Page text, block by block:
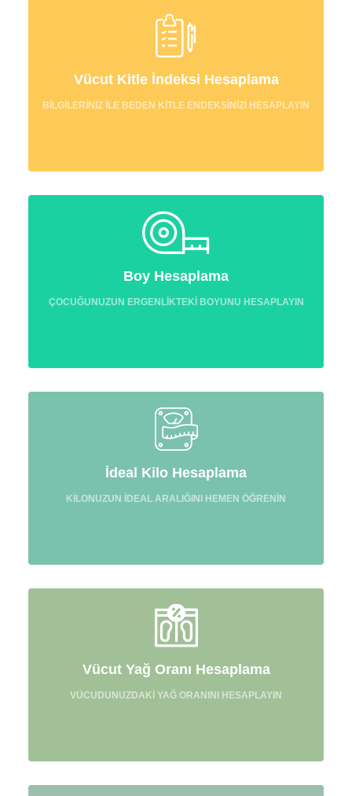
Vücut Kitle İndeksi Hesaplama
BİLGİLERİNİZ İLE BEDEN KİTLE ENDEKSİNİZİ HESAPLAYIN
Boy Hesaplama
ÇOCUĞUNUZUN ERGENLİKTEKİ BOYUNU HESAPLAYIN
İdeal Kilo Hesaplama
KİLONUZUN İDEAL ARALIĞINI HEMEN ÖĞRENİN
Vücut Yağ Oranı Hesaplama
VÜCUDUNUZDAKİ YAĞ ORANINI HESAPLAYIN